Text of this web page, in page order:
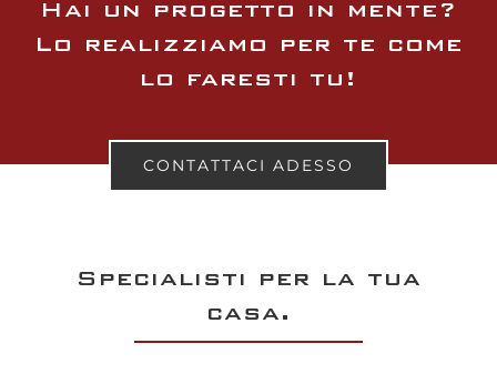
Hai un progetto in mente?
Lo realizziamo per te come
lo faresti tu!
CONTATTACI ADESSO
Specialisti per la tua
casa.